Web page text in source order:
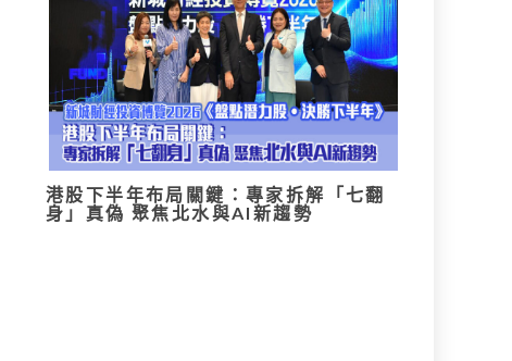
港股下半年布局關鍵：專家拆解「七翻
身」真偽 聚焦北水與AI新趨勢